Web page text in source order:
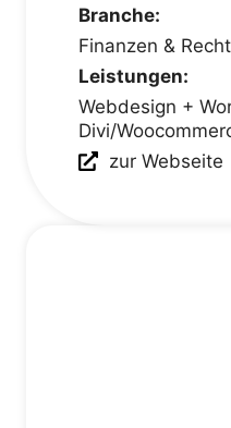
Branche:
Finanzen & Recht
Leistungen:
Webdesign +
Divi/
zur Webseite